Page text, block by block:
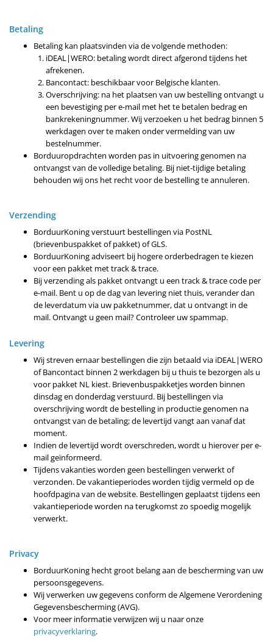
Betaling
Betaling kan plaatsvinden via de volgende methoden:
iDEAL|WERO: betaling wordt direct afgerond tijdens het
afrekenen.
Bancontact: beschikbaar voor Belgische klanten.
Overschrijving: na het plaatsen van uw bestelling ontvangt u
een bevestiging per e-mail met het te betalen bedrag en
bankrekeningnummer. Wij verzoeken u het bedrag binnen 5
werkdagen over te maken onder vermelding van uw
bestelnummer.
Borduuropdrachten worden pas in uitvoering genomen na
ontvangst van de volledige betaling. Bij niet-tijdige betaling
behouden wij ons het recht voor de bestelling te annuleren.
Verzending
BorduurKoning verstuurt bestellingen via PostNL
(brievenbuspakket of pakket) of GLS.
BorduurKoning adviseert bij hogere orderbedragen te kiezen
voor een pakket met track & trace.
Bij verzending als pakket ontvangt u een track & trace code per
e-mail. Bent u op de dag van levering niet thuis, verander dan
de leverdatum via uw pakketnummer, dat u ontvangt in de
mail. Ontvangt u geen mail? Controleer uw spammap.
Levering
Wij streven ernaar bestellingen die zijn betaald via iDEAL|WERO
of Bancontact binnen 2 werkdagen bij u thuis te bezorgen als u
voor pakket NL kiest. Brievenbuspakketjes worden binnen
dinsdag en donderdag verstuurd. Bij bestellingen via
overschrijving wordt de bestelling in productie genomen na
ontvangst van de betaling; de levertijd vangt aan vanaf dat
moment.
Indien de levertijd wordt overschreden, wordt u hierover per e-
mail geïnformeerd.
Tijdens vakanties worden geen bestellingen verwerkt of
verzonden. De vakantieperiodes worden tijdig vermeld op de
hoofdpagina van de website. Bestellingen geplaatst tijdens een
vakantieperiode worden na terugkomst zo spoedig mogelijk
verwerkt.
Privacy
BorduurKoning hecht groot belang aan de bescherming van uw
persoonsgegevens.
Wij verwerken uw gegevens conform de Algemene Verordening
Gegevensbescherming (AVG).
Voor meer informatie verwijzen wij u naar onze
privacyverklaring.